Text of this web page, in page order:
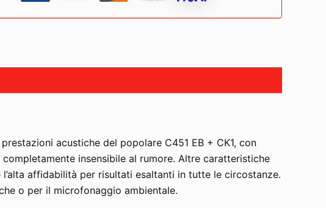
acustiche del popolare C451 EB + CK1, con
insensibile al rumore. Altre caratteristiche
affidabilità per risultati esaltanti in tutte le circostanze.
o per il microfonaggio ambientale.